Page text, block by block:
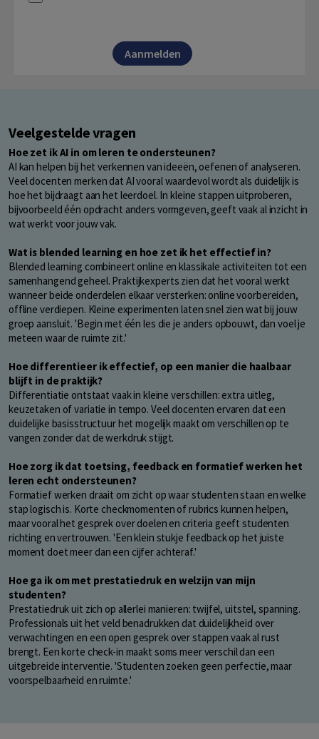
Aanmelden
Veelgestelde vragen
Hoe zet ik AI in om leren te ondersteunen?
AI kan helpen bij het verkennen van ideeën, oefenen of analyseren.
Veel docenten merken dat AI vooral waardevol wordt als duidelijk is
hoe het bijdraagt aan het leerdoel. In kleine stappen uitproberen,
bijvoorbeeld één opdracht anders vormgeven, geeft vaak al inzicht in
wat werkt voor jouw vak.
Wat is blended learning en hoe zet ik het effectief in?
Blended learning combineert online en klassikale activiteiten tot een
samenhangend geheel. Praktijkexperts zien dat het vooral werkt
wanneer beide onderdelen elkaar versterken: online voorbereiden,
offline verdiepen. Kleine experimenten laten snel zien wat bij jouw
groep aansluit. 'Begin met één les die je anders opbouwt, dan voel je
meteen waar de ruimte zit.'
Hoe differentieer ik effectief, op een manier die haalbaar
blijft in de praktijk?
Differentiatie ontstaat vaak in kleine verschillen: extra uitleg,
keuzetaken of variatie in tempo. Veel docenten ervaren dat een
duidelijke basisstructuur het mogelijk maakt om verschillen op te
vangen zonder dat de werkdruk stijgt.
Hoe zorg ik dat toetsing, feedback en formatief werken het
leren echt ondersteunen?
Formatief werken draait om zicht op waar studenten staan en welke
stap logisch is. Korte checkmomenten of rubrics kunnen helpen,
maar vooral het gesprek over doelen en criteria geeft studenten
richting en vertrouwen. 'Een klein stukje feedback op het juiste
moment doet meer dan een cijfer achteraf.'
Hoe ga ik om met prestatiedruk en welzijn van mijn
studenten?
Prestatiedruk uit zich op allerlei manieren: twijfel, uitstel, spanning.
Professionals uit het veld benadrukken dat duidelijkheid over
verwachtingen en een open gesprek over stappen vaak al rust
brengt. Een korte check-in maakt soms meer verschil dan een
uitgebreide interventie. 'Studenten zoeken geen perfectie, maar
voorspelbaarheid en ruimte.'